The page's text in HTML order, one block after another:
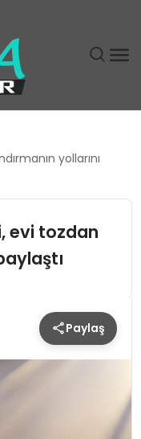
yollarını
evi tozdan
Paylaş